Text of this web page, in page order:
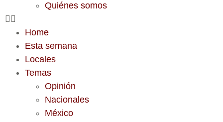
Quiénes somos
Home
Esta semana
Locales
Temas
Opinión
Nacionales
México